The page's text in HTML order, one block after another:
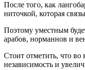
После того, как
ниточкой, которая
Поэтому уместным
арабов, норманнов и
Стоит отметить, что
независимость и